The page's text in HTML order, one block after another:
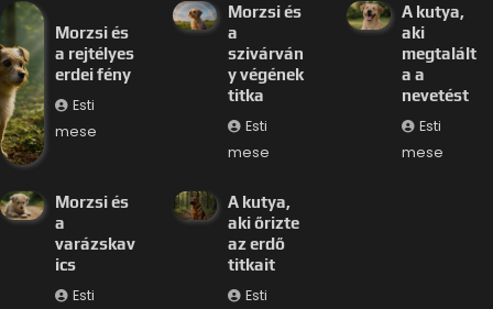
Morzsi és
a rejtélyes
erdei fény
Esti
mese
Morzsi és
a
szivárván
y végének
titka
Esti
mese
A kutya,
aki
megtalált
a a
nevetést
Esti
mese
Morzsi és
a
varázskav
ics
Esti
A kutya,
aki őrizte
az erdő
titkait
Esti